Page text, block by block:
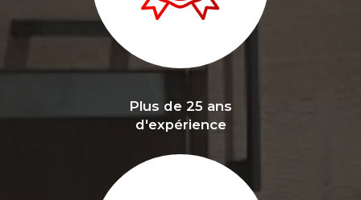
Plus de 25 ans
d'expérience